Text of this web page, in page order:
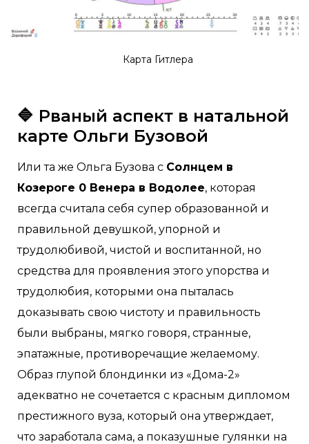
Карта Гитлера
🔷 Рваный аспект в натальной
карте Ольги Бузовой
Или та же Ольга Бузова с Солнцем в
Козероге 0 Венера в Водолее, которая
всегда считала себя супер образованной и
правильной девушкой, упорной и
трудолюбивой, чистой и воспитанной, но
средства для проявления этого упорства и
трудолюбия, которыми она пыталась
доказывать свою чистоту и правильность
были выбраны, мягко говоря, странные,
эпатажные, противоречащие желаемому.
Образ глупой блондинки из «Дома-2»
адекватно не сочетается с красным дипломом
престижного вуза, который она утверждает,
что заработала сама, а показушные гулянки на